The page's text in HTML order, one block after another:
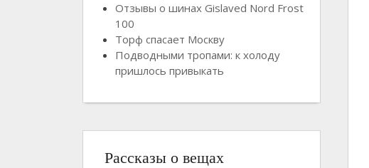
Отзывы о шинах Gislaved Nord Frost
100
Торф спасает Москву
Подводными тропами: к холоду
пришлось привыкать
Рассказы о вещах